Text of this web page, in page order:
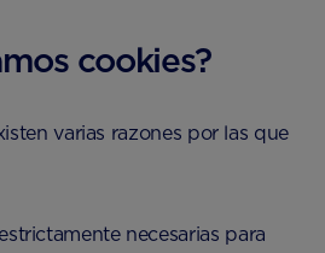
cookies?
varias razones por las que
necesarias para